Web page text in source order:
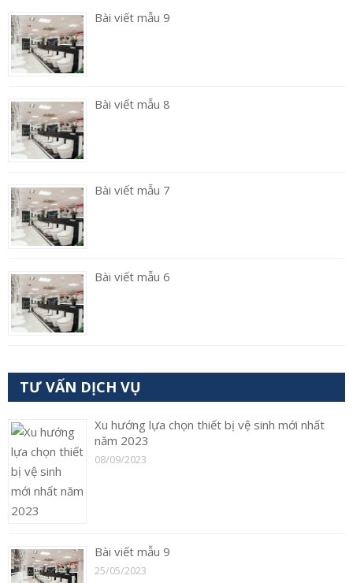
Bài viết mẫu 9
Bài viết mẫu 8
Bài viết mẫu 7
Bài viết mẫu 6
TƯ VẤN DỊCH VỤ
Xu hướng lựa chọn thiết bị vệ sinh mới nhất
năm 2023
08/09/2023
Bài viết mẫu 9
25/05/2023